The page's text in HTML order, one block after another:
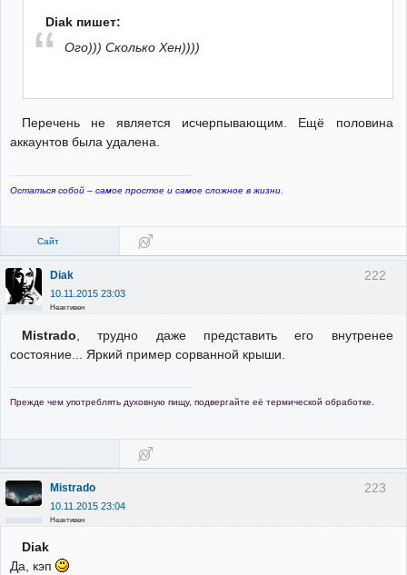
Diak пишет:
Ого))) Сколько Хен))))
Перечень не является исчерпывающим. Ещё половина
аккаунтов была удалена.
Остаться собой – самое простое и самое сложное в жизни.
Сайт
222
Diak
10.11.2015 23:03
Неактивен
Mistrado , трудно даже представить его внутренее
состояние... Яркий пример сорванной крыши.
Прежде чем употреблять духовную пищу, подвергайте её термической обработке.
223
Mistrado
10.11.2015 23:04
Неактивен
Diak
Да, кэп